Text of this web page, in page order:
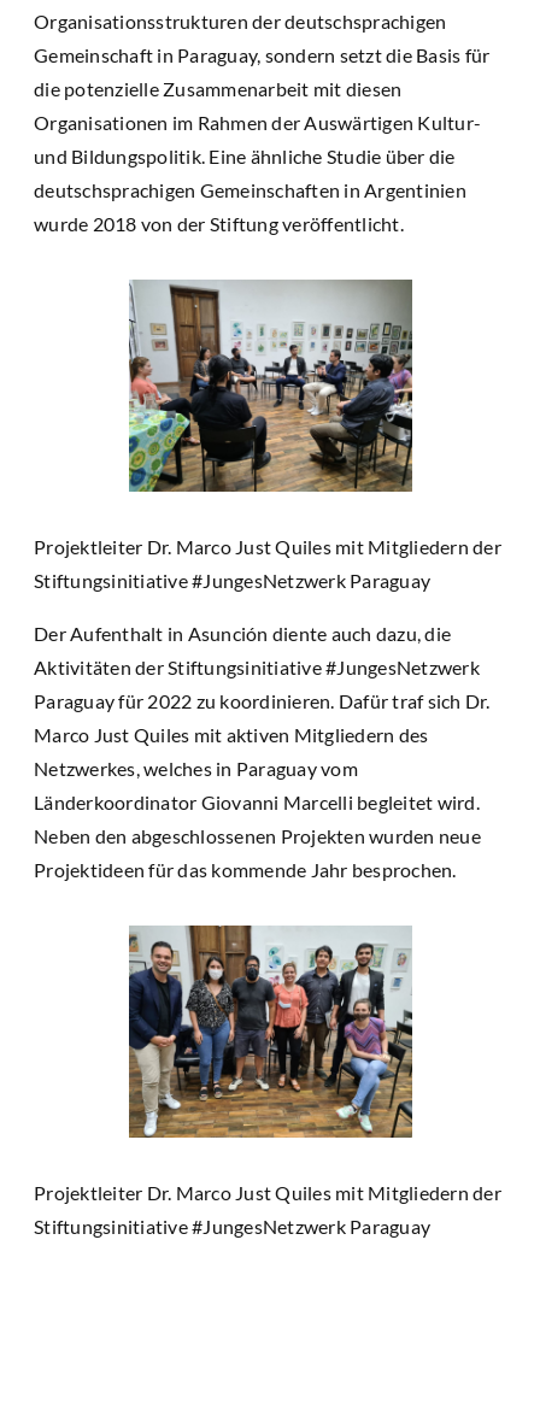
Organisationsstrukturen der deutschsprachigen
Gemeinschaft in Paraguay, sondern setzt die Basis für
die potenzielle Zusammenarbeit mit diesen
Organisationen im Rahmen der Auswärtigen Kultur-
und Bildungspolitik. Eine ähnliche Studie über die
deutschsprachigen Gemeinschaften in Argentinien
wurde 2018 von der Stiftung veröffentlicht.
Projektleiter Dr. Marco Just Quiles mit Mitgliedern der
Stiftungsinitiative #JungesNetzwerk Paraguay
Der Aufenthalt in Asunción diente auch dazu, die
Aktivitäten der Stiftungsinitiative #JungesNetzwerk
Paraguay für 2022 zu koordinieren. Dafür traf sich Dr.
Marco Just Quiles mit aktiven Mitgliedern des
Netzwerkes, welches in Paraguay vom
Länderkoordinator Giovanni Marcelli begleitet wird.
Neben den abgeschlossenen Projekten wurden neue
Projektideen für das kommende Jahr besprochen.
Projektleiter Dr. Marco Just Quiles mit Mitgliedern der
Stiftungsinitiative #JungesNetzwerk Paraguay